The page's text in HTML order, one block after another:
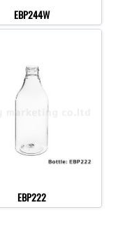
EBP244W
EBP222